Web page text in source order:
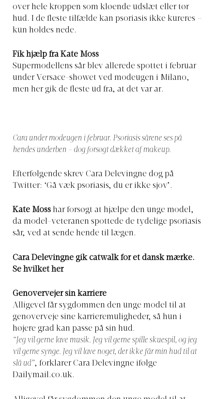
over hele kroppen som kløende udslæt eller tør
hud. I de fleste tilfælde kan psoriasis ikke kureres –
kun holdes nede.
Fik hjælp fra Kate Moss
Supermodellens sår blev allerede spottet i februar
under Versace-showet ved modeugen i Milano,
men her gik de fleste ud fra, at det var ar.
Cara under modeugen i februar. Psoriasis sårene ses på
hendes underben – dog forsøgt dækket af makeup.
Efterfølgende skrev Cara Delevingne dog på
Twitter: ‘Gå væk psoriasis, du er ikke sjov’.
Kate Moss har forsøgt at hjælpe den unge model,
da model-veteranen spottede de tydelige psoriasis
sår, ved at sende hende til lægen.
Cara Delevingne gik catwalk for et dansk mærke.
Se hvilket her
Genovervejer sin karriere
Alligevel får sygdommen den unge model til at
genoverveje sine karrieremuligheder, så hun i
højere grad kan passe på sin hud.
“Jeg vil gerne lave musik. Jeg vil gerne spille skuespil, og jeg
vil gerne synge. Jeg vil lave noget, der ikke får min hud til at
slå ud”, forklarer Cara Delevingne ifølge
Dailymail.co.uk.